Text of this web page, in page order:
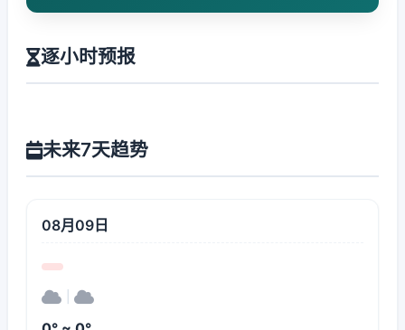
逐小时预报
未来7天趋势
08月09日